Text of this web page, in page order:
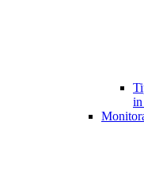
in